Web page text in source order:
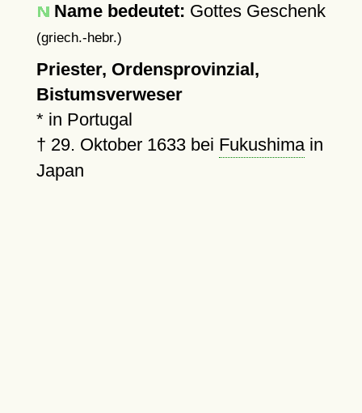
Name bedeutet: Gottes Geschenk
(griech.-hebr.)
Priester, Ordensprovinzial,
Bistumsverweser
* in Portugal
† 29. Oktober 1633bei Fukushimain
Japan